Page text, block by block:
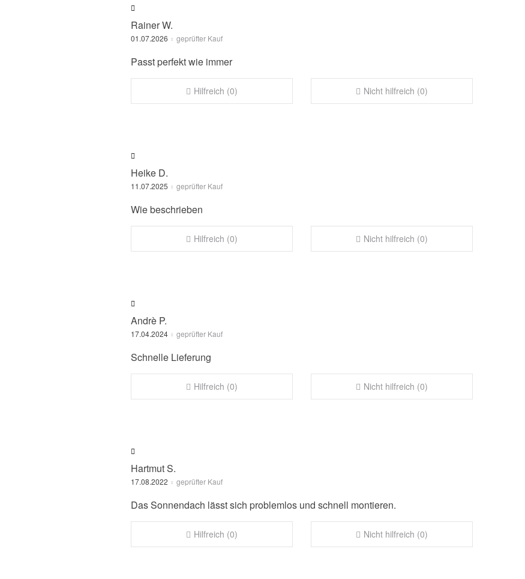
Rainer W.
01.07.2026 geprüfter Kauf
Passt perfekt wie immer
Hilfreich (0) Nicht hilfreich (0)
Heike D.
11.07.2025 geprüfter Kauf
Wie beschrieben
Hilfreich (0) Nicht hilfreich (0)
Andrè P.
17.04.2024 geprüfter Kauf
Schnelle Lieferung
Hilfreich (0) Nicht hilfreich (0)
Hartmut S.
17.08.2022 geprüfter Kauf
Das Sonnendach lässt sich problemlos und schnell montieren.
Hilfreich (0) Nicht hilfreich (0)